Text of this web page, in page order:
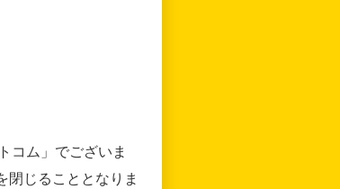
コム」でございま
じることとなりま